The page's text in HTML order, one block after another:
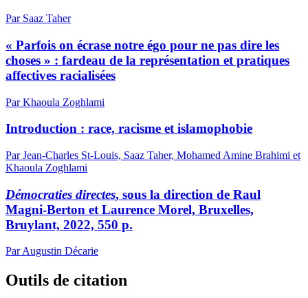
Par Saaz Taher
« Parfois on écrase notre égo pour ne pas dire les
choses » : fardeau de la représentation et pratiques
affectives racialisées
Par Khaoula Zoghlami
Introduction : race, racisme et islamophobie
Par Jean-Charles St-Louis, Saaz Taher, Mohamed Amine Brahimi et
Khaoula Zoghlami
Démocraties directes, sous la direction de Raul
Magni-Berton et Laurence Morel, Bruxelles,
Bruylant, 2022, 550 p.
Par Augustin Décarie
Outils de citation